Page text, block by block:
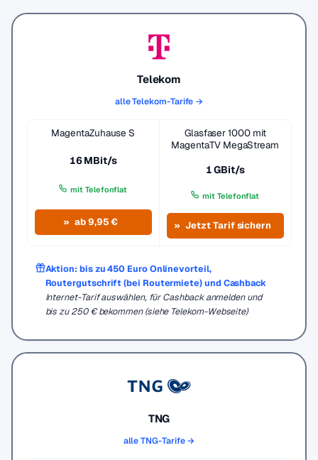
Telekom
alle Telekom-Tarife →
MagentaZuhause S
16 MBit/s
mit Telefonflat
ab 9,95 €
Glasfaser 1000 mit
MagentaTV MegaStream
1 GBit/s
mit Telefonflat
Jetzt Tarif sichern
Aktion: bis zu 450 Euro Onlinevorteil,
Routergutschrift (bei Routermiete) und Cashback
Internet-Tarif auswählen, für Cashback anmelden und
bis zu 250 € bekommen (siehe Telekom-Webseite)
TNG
alle TNG-Tarife →